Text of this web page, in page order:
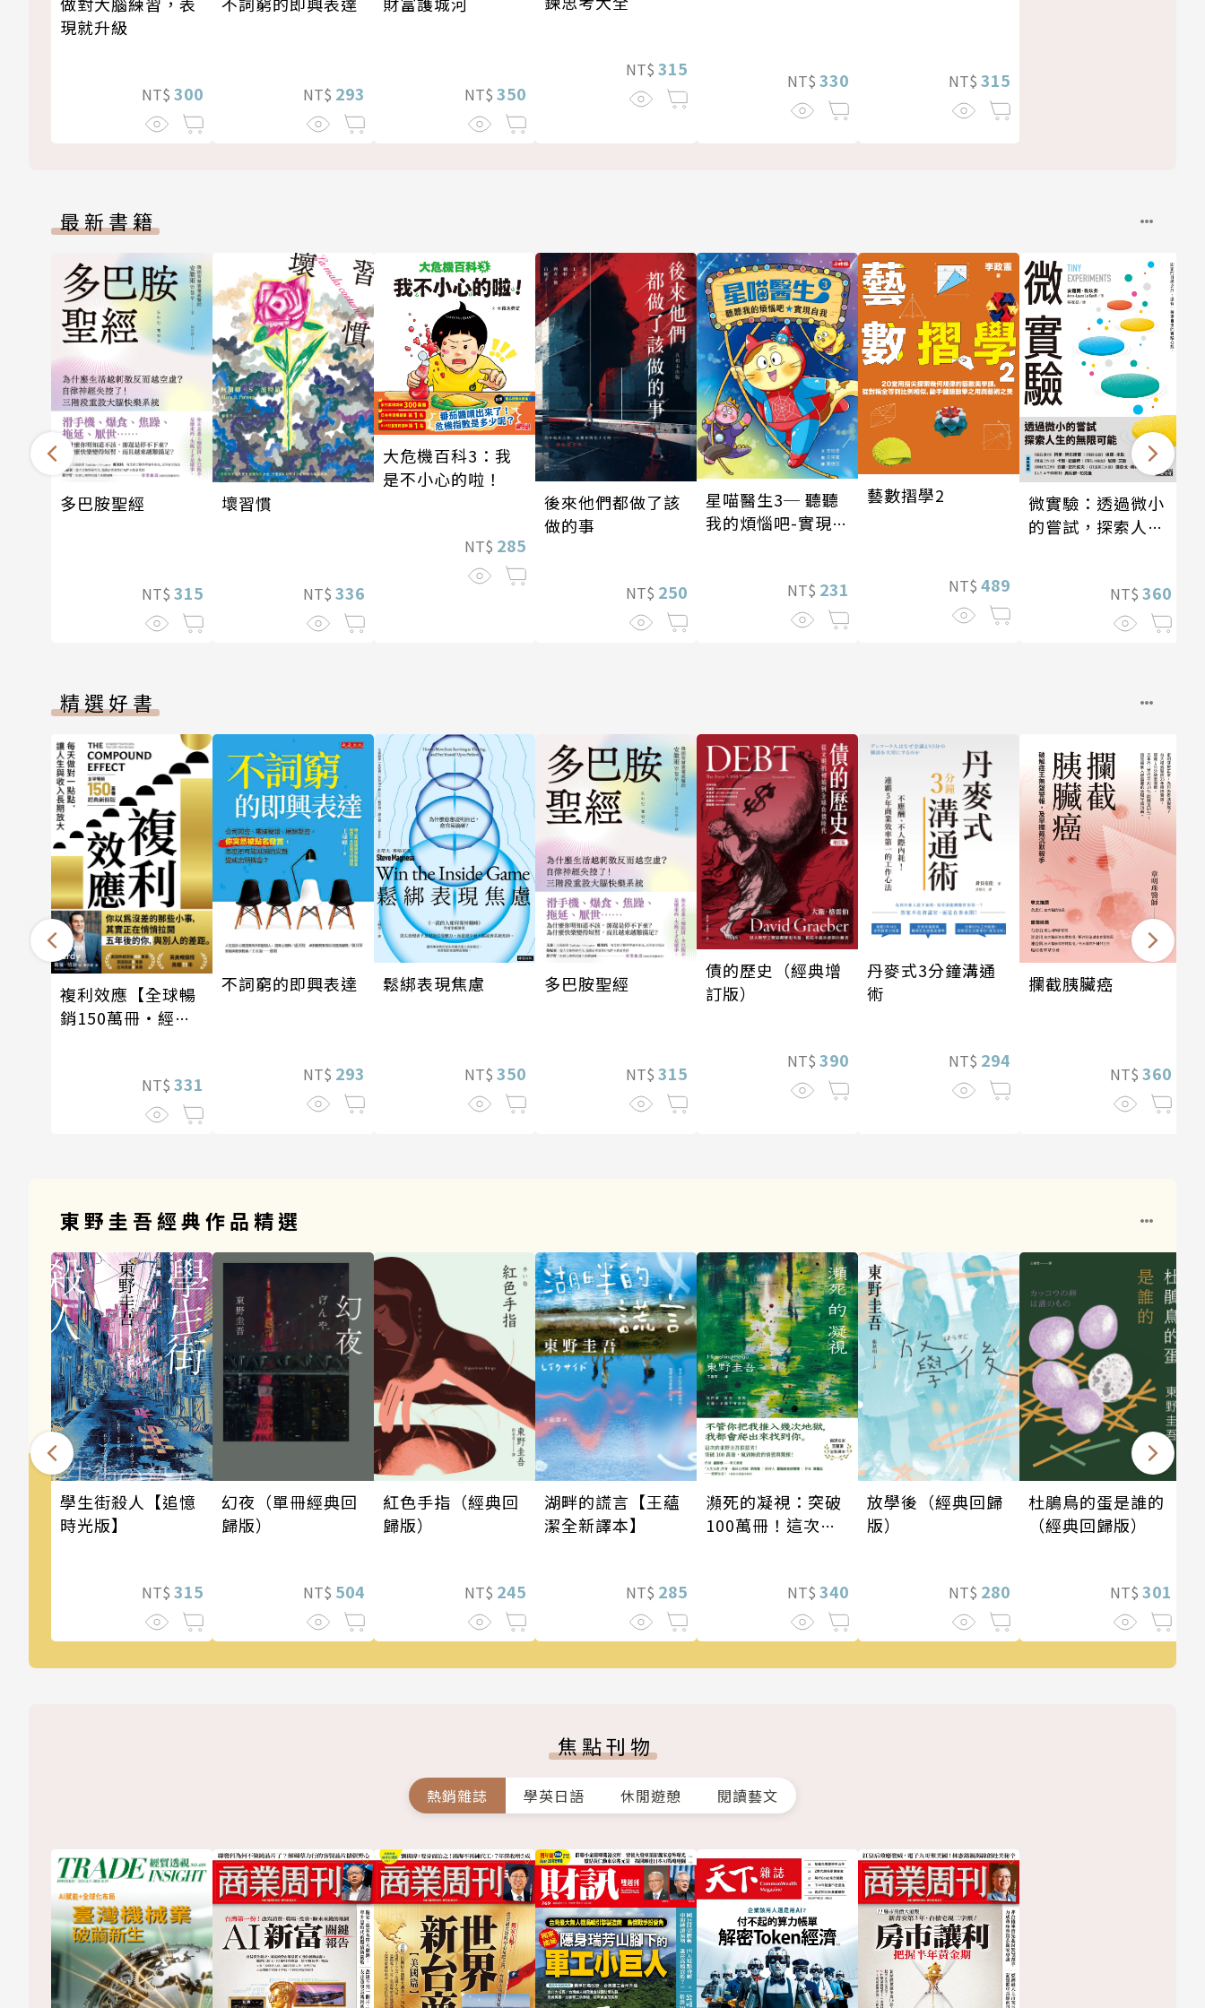
現就升級
NT$ 300 NT$ 293 NT$ 350
NT$ 315
NT$ 330 NT$ 315
最新書籍
多巴胺聖經
NT$ 315
壞習慣
NT$ 336
大危機百科3：我
是不小心的啦！
NT$ 285
後來他們都做了該
做的事
NT$ 250
星喵醫生3─ 聽聽
我的煩惱吧-實現自
NT$ 231
藝數摺學2
NT$ 489
微實驗：透過微小
的嘗試，探索人生
NT$ 360
精選好書
複利效應【全球暢
銷150萬冊・經典
NT$ 331
不詞窮的即興表達
NT$ 293
鬆綁表現焦慮
NT$ 350
多巴胺聖經
NT$ 315
債的歷史（經典增
訂版）
NT$ 390
丹麥式3分鐘溝通
術
NT$ 294
攔截胰臟癌
NT$ 360
東野圭吾經典作品精選
學生街殺人【追憶
時光版】
NT$ 315
幻夜（單冊經典回
歸版）
NT$ 504
紅色手指（經典回
歸版）
NT$ 245
湖畔的謊言【王蘊
潔全新譯本】
NT$ 285
瀕死的凝視：突破
100萬冊！這次的
NT$ 340
放學後（經典回歸
版）
NT$ 280
杜鵑鳥的蛋是誰的
（經典回歸版）
NT$ 301
焦點刊物
熱銷雜誌 學英日語 休閒遊憩 閱讀藝文